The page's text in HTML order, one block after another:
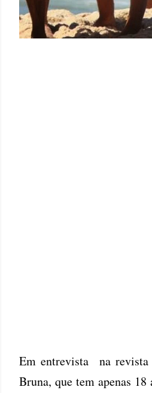
Em entrevista na revista
Bruna, que tem apenas 18